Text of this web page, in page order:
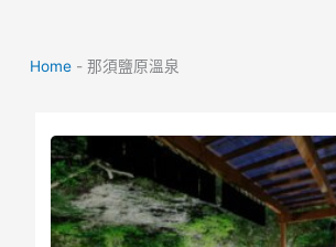
Home -那須鹽原溫泉